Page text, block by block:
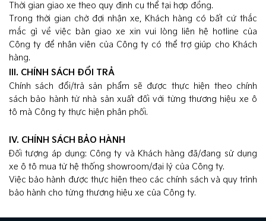
Thời gian giao xe theo quy định cụ thể tại hợp đồng.
Trong thời gian chờ đợi nhận xe, Khách hàng có bất cứ thắc
mắc gì về việc bàn giao xe xin vui lòng liên hệ hotline của
Công ty để nhân viên của Công ty có thể trợ giúp cho Khách
hàng.
III. CHÍNH SÁCH ĐỔI TRẢ
Chính sách đổi/trả sản phẩm sẽ được thực hiện theo chính
sách bảo hành từ nhà sản xuất đối với từng thương hiệu xe ô
tô mà Công ty thực hiện phân phối.
IV. CHÍNH SÁCH BẢO HÀNH
Đối tượng áp dụng: Công ty và Khách hàng đã/đang sử dụng
xe ô tô mua từ hệ thống showroom/đại lý của Công ty.
Việc bảo hành được thực hiện theo các chính sách và quy trình
bảo hành cho từng thương hiệu xe của Công ty.